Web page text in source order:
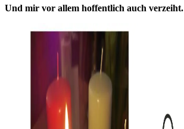
Und mir vor allem hoffentlich auch verzeiht.